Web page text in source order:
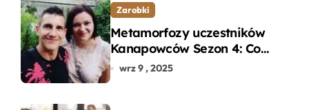
Zarobki
Metamorfozy uczestników
Kanapowców Sezon 4: Co
naprawdę zaskoczyło
wrz 9 , 2025